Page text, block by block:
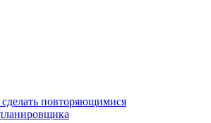
повторяющимися